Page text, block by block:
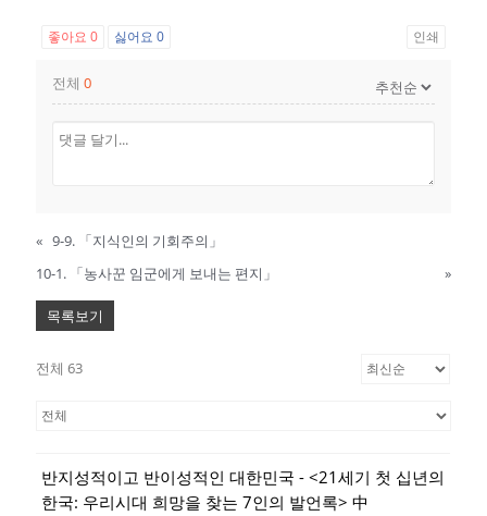
좋아요0 싫어요0 인쇄
전체0
« 9-9. 「지식인의 기회주의」
10-1. 「농사꾼 임군에게 보내는 편지」
»
목록보기
전체 63
반지성적이고 반이성적인 대한민국 - <21세기 첫 십년의
한국: 우리시대 희망을 찾는 7인의 발언록> 中